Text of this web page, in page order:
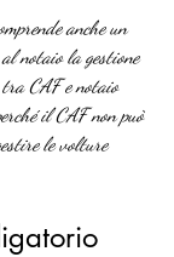
anche un
notaio la gestione
CAF e notaio
il CAF non può
le volture